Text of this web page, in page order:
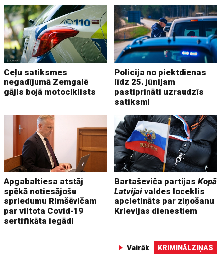
Ceļu satiksmes
negadījumā Zemgalē
gājis bojā motociklists
Policija no piektdienas
līdz 25. jūnijam
pastiprināti uzraudzīs
satiksmi
Apgabaltiesa atstāj
spēkā notiesājošu
spriedumu Rimšēvičam
par viltota Covid-19
sertifikāta iegādi
Bartaševiča partijasKopā
Latvijai valdes loceklis
apcietināts par ziņošanu
Krievijas dienestiem
Vairāk KRIMINĀLZIŅAS